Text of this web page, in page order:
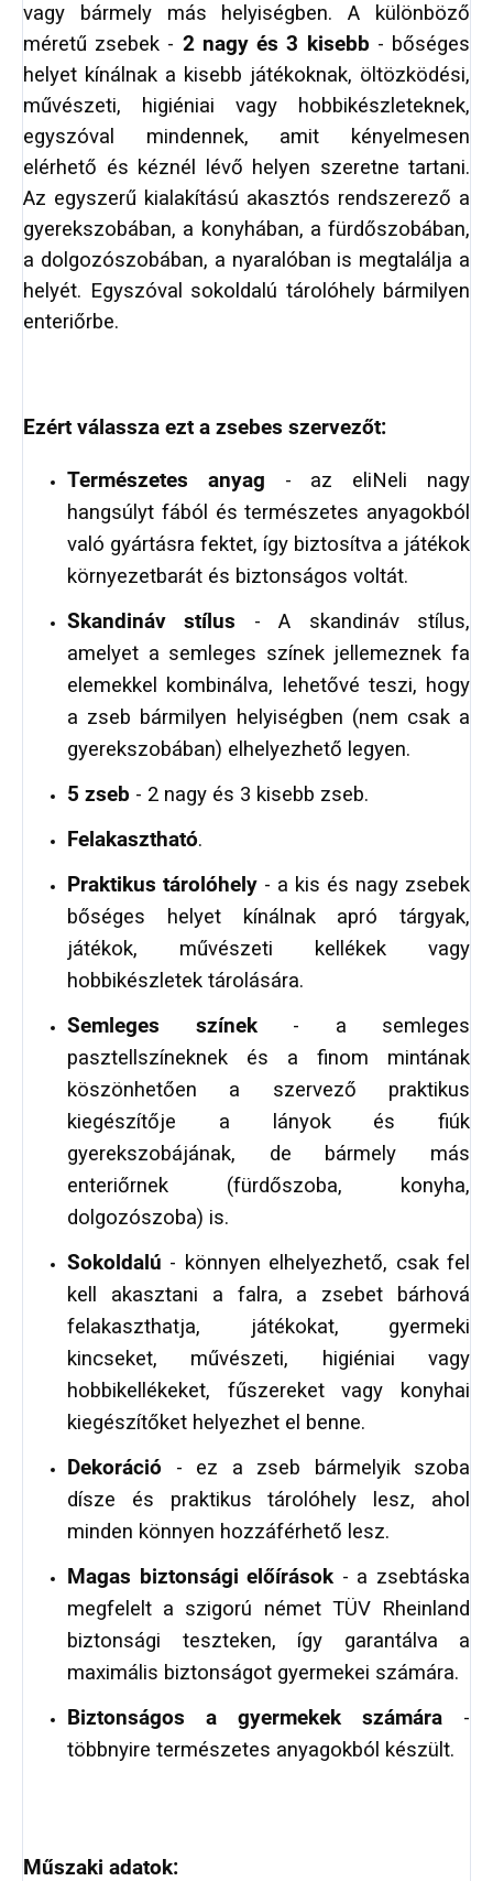
vagy bármely más helyiségben. A különböző
méretű zsebek - 2 nagy és 3 kisebb - bőséges
helyet kínálnak a kisebb játékoknak, öltözködési,
művészeti, higiéniai vagy hobbikészleteknek,
egyszóval mindennek, amit kényelmesen
elérhető és kéznél lévő helyen szeretne tartani.
Az egyszerű kialakítású akasztós rendszerező a
gyerekszobában, a konyhában, a fürdőszobában,
a dolgozószobában, a nyaralóban is megtalálja a
helyét. Egyszóval sokoldalú tárolóhely bármilyen
enteriőrbe.
Ezért válassza ezt a zsebes szervezőt:
Természetes anyag - az eliNeli nagy
hangsúlyt fából és természetes anyagokból
való gyártásra fektet, így biztosítva a játékok
környezetbarát és biztonságos voltát.
Skandináv stílus - A skandináv stílus,
amelyet a semleges színek jellemeznek fa
elemekkel kombinálva, lehetővé teszi, hogy
a zseb bármilyen helyiségben (nem csak a
gyerekszobában) elhelyezhető legyen.
5 zseb - 2 nagy és 3 kisebb zseb.
Felakasztható.
Praktikus tárolóhely - a kis és nagy zsebek
bőséges helyet kínálnak apró tárgyak,
játékok, művészeti kellékek vagy
hobbikészletek tárolására.
Semleges színek- a semleges
pasztellszíneknek és a finom mintának
köszönhetően a szervező praktikus
kiegészítője a lányok és fiúk
gyerekszobájának, de bármely más
enteriőrnek (fürdőszoba, konyha,
dolgozószoba) is.
Sokoldalú - könnyen elhelyezhető, csak fel
kell akasztani a falra, a zsebet bárhová
felakaszthatja, játékokat, gyermeki
kincseket, művészeti, higiéniai vagy
hobbikellékeket, fűszereket vagy konyhai
kiegészítőket helyezhet el benne.
Dekoráció - ez a zseb bármelyik szoba
dísze és praktikus tárolóhely lesz, ahol
minden könnyen hozzáférhető lesz.
Magas biztonsági előírások - a zsebtáska
megfelelt a szigorú német TÜV Rheinland
biztonsági teszteken, így garantálva a
maximális biztonságot gyermekei számára.
Biztonságos a gyermekek számára -
többnyire természetes anyagokból készült.
Műszaki adatok: